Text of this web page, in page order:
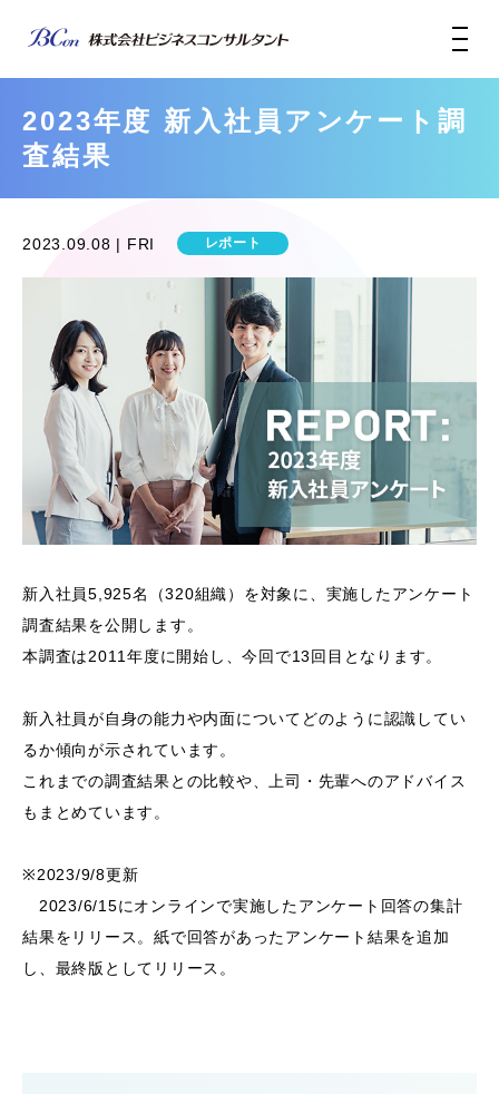
2023年度 新入社員アンケート調
査結果
2023.09.08 | FRI レポート
新入社員5,925名（320組織）を対象に、実施したアンケート
調査結果を公開します。
本調査は2011年度に開始し、今回で13回目となります。
新入社員が自身の能力や内面についてどのように認識してい
るか傾向が示されています。
これまでの調査結果との比較や、上司・先輩へのアドバイス
もまとめています。
※2023/9/8更新
2023/6/15にオンラインで実施したアンケート回答の集計
結果をリリース。紙で回答があったアンケート結果を追加
し、最終版としてリリース。